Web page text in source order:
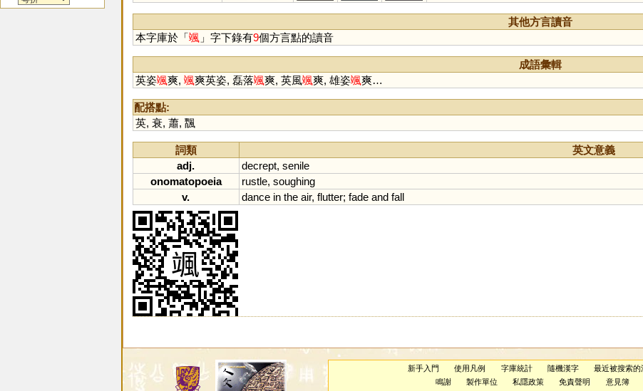
其他方言讀音
本字庫於「颯 」字下錄有9個方言點的讀音
成語彙輯
英姿颯爽, 颯爽英姿, 磊落颯爽, 英風颯爽, 雄姿颯爽…
配搭點:
英, 衰, 蕭, 飁
詞類
英文意義
adj.
decrept, senile
onomatopoeia
rustle, soughing
v.
dance in the air, flutter; fade and fall
新手入門 使用凡例 字庫統計 隨機漢字
最近被搜索的
鳴謝
製作單位 私隱政策 免責聲明 意見簿